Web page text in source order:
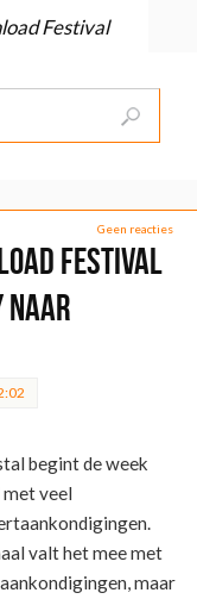
Festival
Geen reacties
Festival
naar
begint de week
veel
valt het mee met
maar